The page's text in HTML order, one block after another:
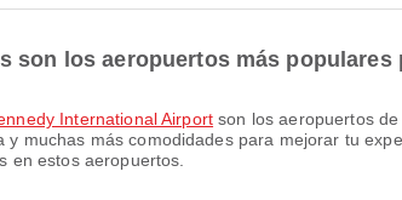
son los aeropuertos más populares
International Airport son los aeropuertos
y muchas más comodidades para mejorar tu
en estos aeropuertos.